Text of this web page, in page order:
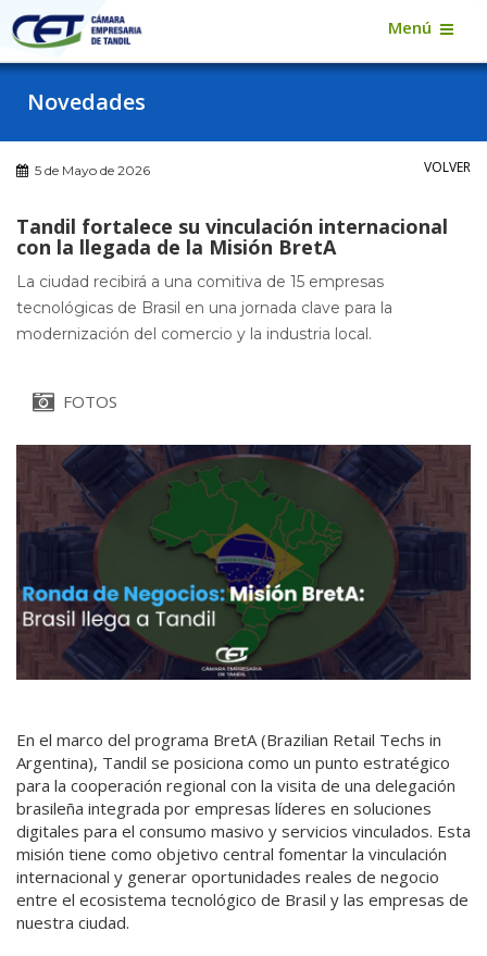
Menú
Novedades
5 de Mayo de 2026 VOLVER
Tandil fortalece su vinculación internacional
con la llegada de la Misión BretA
La ciudad recibirá a una comitiva de 15 empresas
tecnológicas de Brasil en una jornada clave para la
modernización del comercio y la industria local.
FOTOS
En el marco del programa BretA (Brazilian Retail Techs in
Argentina), Tandil se posiciona como un punto estratégico
para la cooperación regional con la visita de una delegación
brasileña integrada por empresas líderes en soluciones
digitales para el consumo masivo y servicios vinculados. Esta
misión tiene como objetivo central fomentar la vinculación
internacional y generar oportunidades reales de negocio
entre el ecosistema tecnológico de Brasil y las empresas de
nuestra ciudad.